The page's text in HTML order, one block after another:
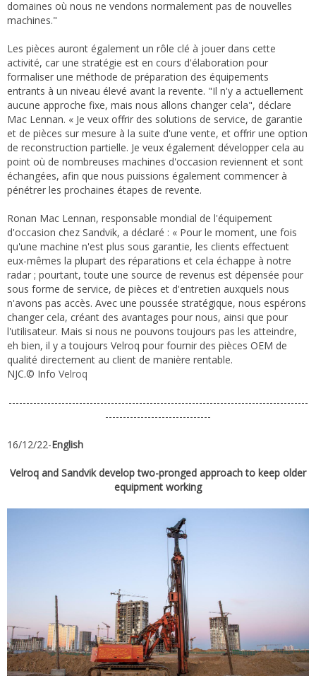
domaines où nous ne vendons normalement pas de nouvelles
machines."
Les pièces auront également un rôle clé à jouer dans cette
activité, car une stratégie est en cours d'élaboration pour
formaliser une méthode de préparation des équipements
entrants à un niveau élevé avant la revente. "Il n'y a actuellement
aucune approche fixe, mais nous allons changer cela", déclare
Mac Lennan. « Je veux offrir des solutions de service, de garantie
et de pièces sur mesure à la suite d'une vente, et offrir une option
de reconstruction partielle. Je veux également développer cela au
point où de nombreuses machines d'occasion reviennent et sont
échangées, afin que nous puissions également commencer à
pénétrer les prochaines étapes de revente.
Ronan Mac Lennan, responsable mondial de l'équipement
d'occasion chez Sandvik, a déclaré : « Pour le moment, une fois
qu'une machine n'est plus sous garantie, les clients effectuent
eux-mêmes la plupart des réparations et cela échappe à notre
radar ; pourtant, toute une source de revenus est dépensée pour
sous forme de service, de pièces et d'entretien auxquels nous
n'avons pas accès. Avec une poussée stratégique, nous espérons
changer cela, créant des avantages pour nous, ainsi que pour
l'utilisateur. Mais si nous ne pouvons toujours pas les atteindre,
eh bien, il y a toujours Velroq pour fournir des pièces OEM de
qualité directement au client de manière rentable.
NJC.© Info Velroq
-------------------------------------------------------------------------------------
------------------------------
16/12/22-English
Velroq and Sandvik develop two-pronged approach to keep older
equipment working